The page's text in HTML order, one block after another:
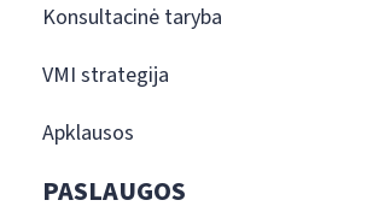
Konsultacinė taryba
VMI strategija
Apklausos
PASLAUGOS